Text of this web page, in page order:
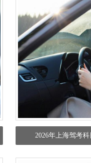
2026年上海驾考